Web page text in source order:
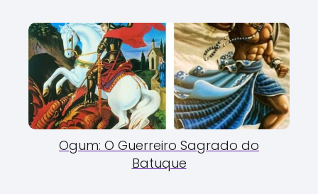
Ogum: O Guerreiro Sagrado do
Batuque